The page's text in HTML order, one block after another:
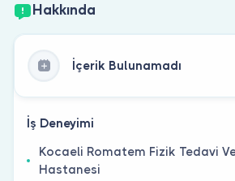
Hakkında
İçerik Bulunamadı
İş Deneyimi
Kocaeli Romatem Fizik Tedavi
Hastanesi